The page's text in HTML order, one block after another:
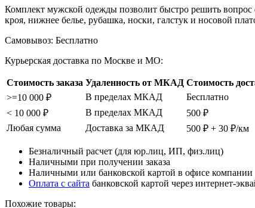
Комплект мужской одежды позволит быстро решить
кроя, нижнее белье, рубашка, носки, галстук и носовой
Самовывоз: Бесплатно
Курьерская доставка по Москве и МО:
Стоимость заказа Удаленность от МКАД Стоимость
>=10 000 ₽
В пределах МКАД
Бесплатно
< 10 000 ₽
В пределах МКАД
500 ₽
Любая сумма
Доставка за МКАД 500 ₽ + 30 ₽/км
Безналичный расчет (для юр.лиц, ИП, физ.лиц)
Наличными при получении заказа
Наличными или банковской картой в офисе компании
Оплата с сайта банковской картой через интернет-
Похожие товары: